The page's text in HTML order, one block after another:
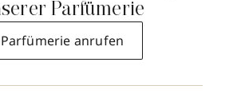
Parfümerie
Parfümerie anrufen